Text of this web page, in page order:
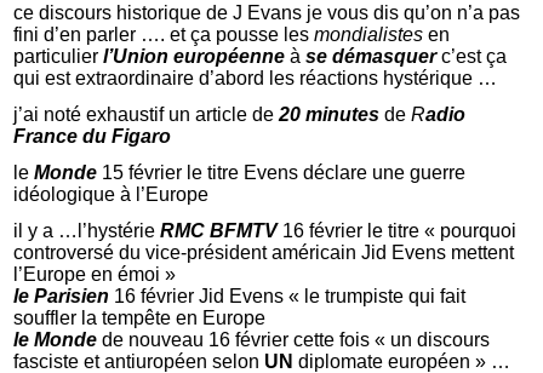
ce discours historique de J Evans je vous dis qu’on n’a pas
fini d’en parler …. et ça pousse lesmondialistes en
particulierl’Union européenne àse démasquerc’est ça
qui est extraordinaire d’abord les réactions hystérique …
j’ai noté exhaustif un article de20 minutes deRadio
France du Figaro
leMonde 15 février le titre Evens déclare une guerre
idéologique à l’Europe
il y a …l’hystérieRMC BFMTV16 février le titre « pourquoi
controversé du vice-président américain Jid Evens mettent
l’Europe en émoi »
le Parisien 16 février Jid Evens « le trumpiste qui fait
souffler la tempête en Europe
le Monde de nouveau 16 février cette fois « un discours
fasciste et antiuropéen selon UN diplomate européen » …